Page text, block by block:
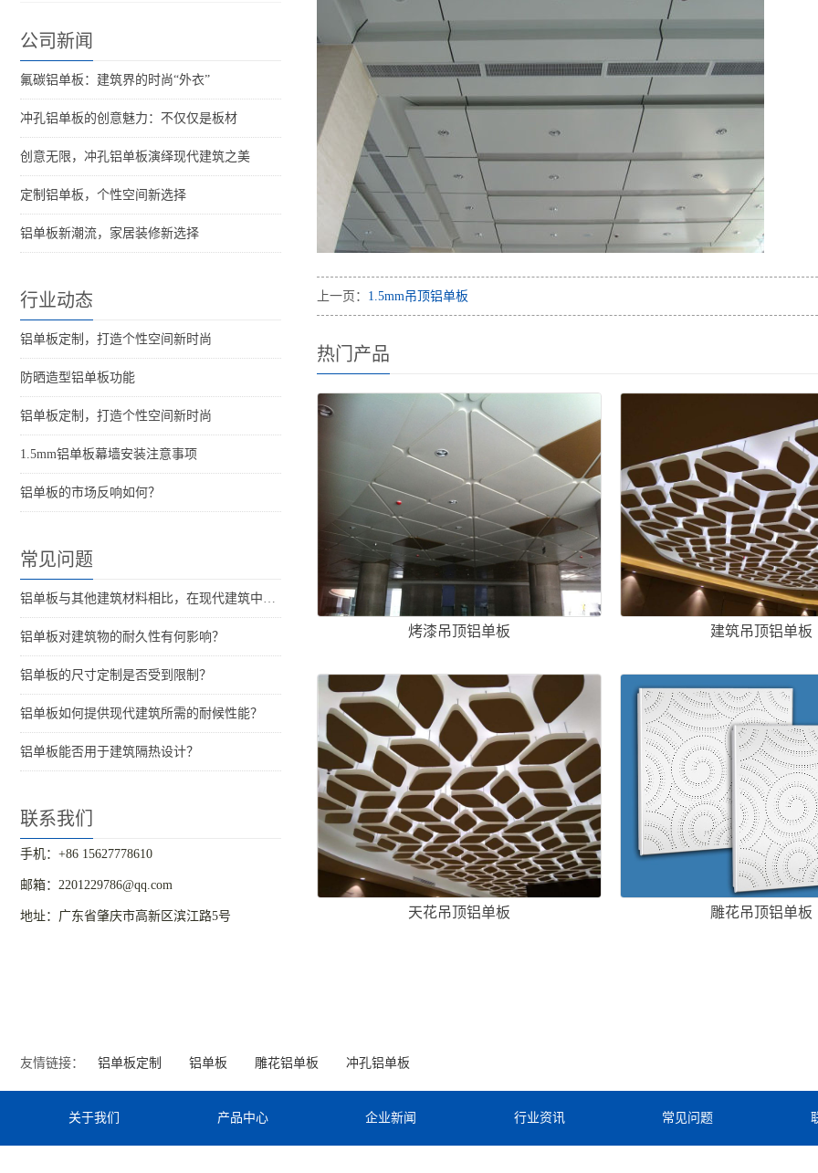
公司新闻
氟碳铝单板：建筑界的时尚“外衣”
冲孔铝单板的创意魅力：不仅仅是板材
创意无限，冲孔铝单板演绎现代建筑之美
定制铝单板，个性空间新选择
铝单板新潮流，家居装修新选择
行业动态
铝单板定制，打造个性空间新时尚
防晒造型铝单板功能
铝单板定制，打造个性空间新时尚
1.5mm铝单板幕墙安装注意事项
铝单板的市场反响如何？
常见问题
铝单板与其他建筑材料相比，在现代建筑中的优势是什么？
铝单板对建筑物的耐久性有何影响？
铝单板的尺寸定制是否受到限制？
铝单板如何提供现代建筑所需的耐候性能？
铝单板能否用于建筑隔热设计？
联系我们
手机：+86 15627778610
邮箱：2201229786@qq.com
地址：广东省肇庆市高新区滨江路5号
上一页： 1.5mm吊顶铝单板
热门产品
烤漆吊顶铝单板 建筑吊顶铝单板
天花吊顶铝单板 雕花吊顶铝单板
友情链接： 铝单板定制 铝单板 雕花铝单板 冲孔铝单板
关于我们 产品中心 企业新闻 行业资讯 常见问题